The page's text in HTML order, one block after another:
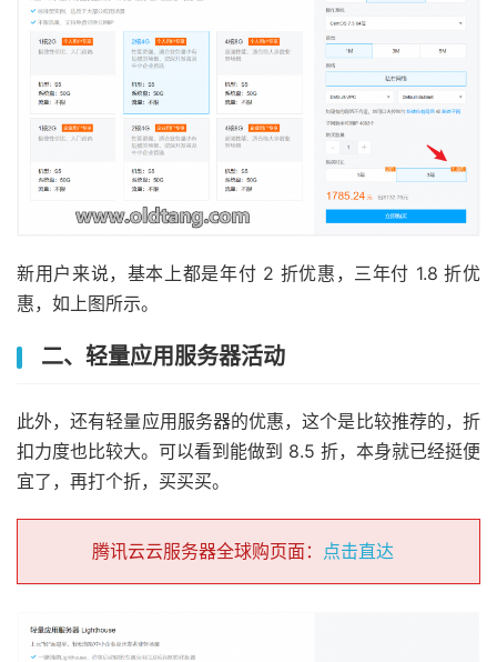
新用户来说，基本上都是年付 2 折优惠，三年付 1.8 折优
惠，如上图所示。
二、轻量应用服务器活动
此外，还有轻量应用服务器的优惠，这个是比较推荐的，折
扣力度也比较大。可以看到能做到 8.5 折，本身就已经挺便
宜了，再打个折，买买买。
腾讯云云服务器全球购页面： 点击直达